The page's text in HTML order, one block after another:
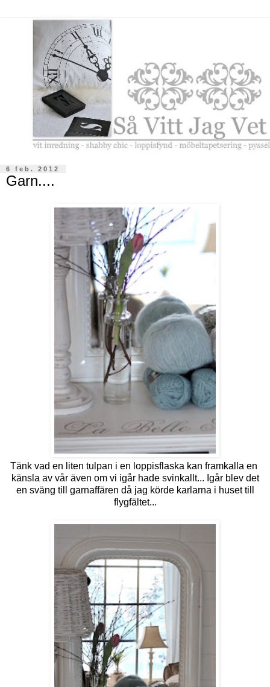
6 feb. 2012
Garn....
Tänk vad en liten tulpan i en loppisflaska kan framkalla en
känsla av vår även om vi igår hade svinkallt... Igår blev det
en sväng till garnaffären då jag körde karlarna i huset till
flygfältet...